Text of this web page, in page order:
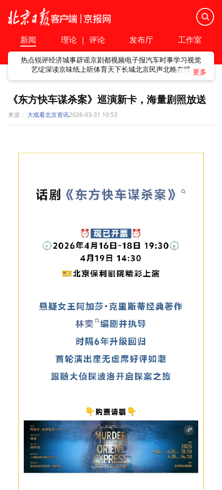
新闻 理论 | 评论 发布厅 工作室
热点锐评经济城事辟谣京剧都视频电子报汽车时事学习视觉
艺绽深读京味纸上听体育天下长城北京民声北晚在线
《东方快车谋杀案》巡演新卡，海量剧照放送
来源： 大戏看北京资讯2026-03-31 10:53